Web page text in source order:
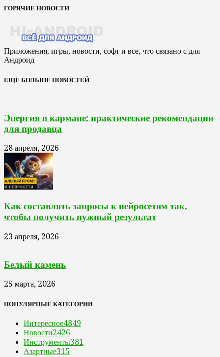
ГОРЯЧИЕ НОВОСТИ
Приложения, игры, новости, софт и все, что связано с для
Андроид
ЕЩЁ БОЛЬШЕ НОВОСТЕЙ
Энергия в кармане: практические рекомендации
для продавца
28 апреля, 2026
Как составлять запросы к нейросетям так,
чтобы получить нужный результат
23 апреля, 2026
Белый камень
25 марта, 2026
ПОПУЛЯРНЫЕ КАТЕГОРИИ
Интересное4849
Новости2426
Инструменты381
Азартные315